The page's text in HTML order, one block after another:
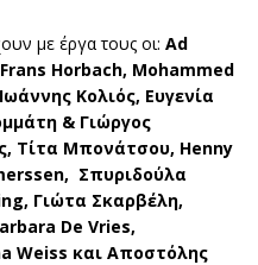
με έργα τους οι: Ad
Horbach, Mohammed
Κολιός, Ευγενία
& Γιώργος
Τίτα Μπονάτσου, Henny
Σπυριδούλα
Γιώτα Σκαρβέλη,
De Vries,
Weiss και Αποστόλης